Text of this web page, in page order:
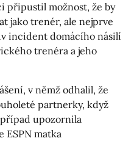
připustil možnost, že by
jako trenér, ale nejprve
incident domácího násilí
trenéra a jeho
v němž odhalil, že
partnerky, když
upozornila
ESPN matka